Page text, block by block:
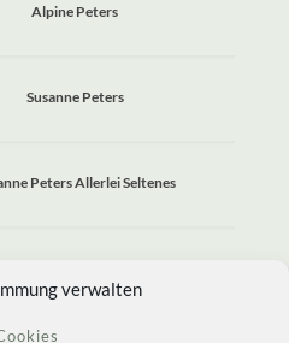
verwalten
Alpine Peters
Susanne Peters
Peters Allerlei Seltenes